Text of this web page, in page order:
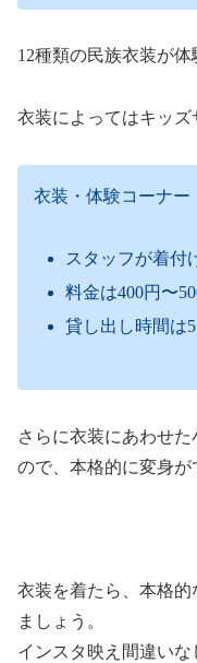
12種類の民族衣装が体
衣装によってはキッズ
衣装・体験コーナー
スタッフが着付
料金は400円〜
貸し出し時間は
さらに衣装にあわせ
ので、本格的に変身が
衣装を着たら、本格的
ましょう。
インスタ映え間違いな